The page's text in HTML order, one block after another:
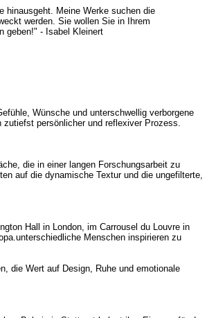
hinausgeht. Meine Werke suchen die
werden. Sie wollen Sie in Ihrem
geben!" - Isabel Kleinert
Wünsche und unterschwellig verborgene
persönlicher und reflexiver Prozess.
die in einer langen Forschungsarbeit zu
auf die dynamische Textur und die ungefilterte,
Hall in London, im Carrousel du Louvre in
Menschen inspirieren zu
die Wert auf Design, Ruhe und emotionale